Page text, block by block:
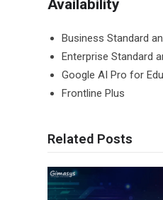
Availability
Business Standard
Enterprise Standard
Google AI Pro for
Frontline Plus
Related Posts